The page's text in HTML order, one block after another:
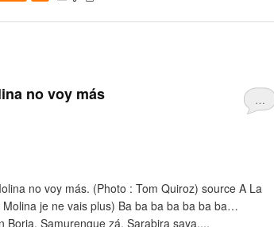
…
no voy más
no voy más. (Photo : Tom Quiroz) source A La
je ne vais plus) Ba ba ba ba ba ba ba…
Borja. Samurengue zá. Sarabira saya,...